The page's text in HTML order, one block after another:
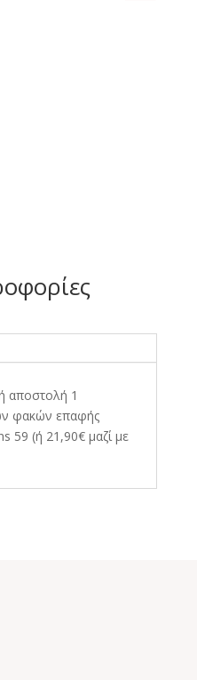
αποστολή 1
φακών επαφής
59 (ή 21,90€ μαζί με